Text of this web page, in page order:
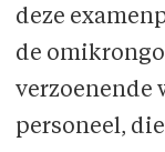
deze
de
verzoenende
personeel, die